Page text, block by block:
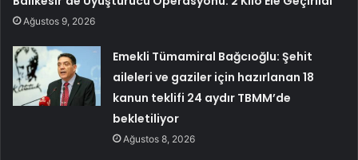
Ağustos 9, 2026
Emekli Tümamiral Bağcıoğlu: Şehit
aileleri ve gaziler için hazırlanan 18
kanun teklifi 24 aydır TBMM’de
bekletiliyor
Ağustos 8, 2026